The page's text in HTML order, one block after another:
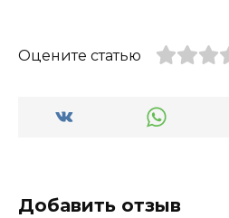
Оцените статью
Добавить отзыв